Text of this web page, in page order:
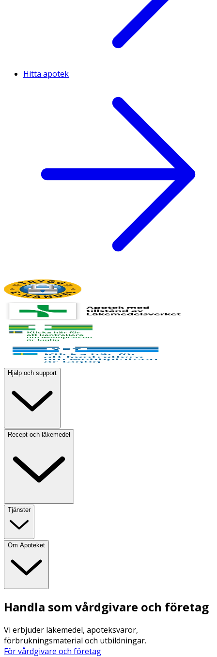
Hitta apotek
Hjälp och support
Recept och läkemedel
Tjänster
Om Apoteket
Handla som vårdgivare och företag
Vi erbjuder läkemedel, apoteksvaror,
förbrukningsmaterial och utbildningar.
För vårdgivare och företag